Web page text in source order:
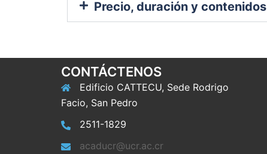
Precio, duración y contenidos
CONTÁCTENOS
Edificio CATTECU, Sede Rodrigo
Facio, San Pedro
2511-1829
acaducr@ucr.ac.cr